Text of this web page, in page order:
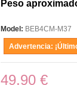
Peso
Model: BEB4CM-M37
Advertencia:
49,90 €